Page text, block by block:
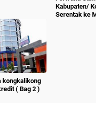
Kabupaten/
Serentak ke
kongkalikong
( Bag 2 )